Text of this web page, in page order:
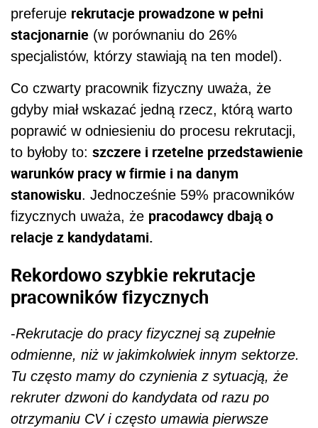
preferuje rekrutacje prowadzone w pełni
stacjonarnie (w porównaniu do 26%
specjalistów, którzy stawiają na ten model).
Co czwarty pracownik fizyczny uważa, że
gdyby miał wskazać jedną rzecz, którą warto
poprawić w odniesieniu do procesu rekrutacji,
to byłoby to: szczere i rzetelne przedstawienie
warunków pracy w firmie i na danym
stanowisku. Jednocześnie 59% pracowników
fizycznych uważa, że pracodawcy dbają o
relacje z kandydatami.
Rekordowo szybkie rekrutacje
pracowników fizycznych
-Rekrutacje do pracy fizycznej są zupełnie
odmienne, niż w jakimkolwiek innym sektorze.
Tu często mamy do czynienia z sytuacją, że
rekruter dzwoni do kandydata od razu po
otrzymaniu CV i często umawia pierwsze